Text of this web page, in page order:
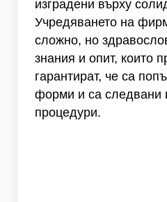
изградени върху
Учредяването на
сложно, но
знания и опит, които
гарантират, че са
форми и са следвани
процедури.